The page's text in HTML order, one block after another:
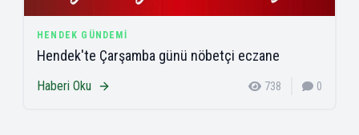
HENDEK GÜNDEMI
Hendek'te Çarşamba günü nöbetçi eczane
Haberi Oku 738 0